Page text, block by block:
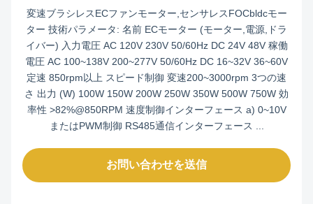
変速ブラシレスECファンモーター,センサレスFOCbldcモー
ター 技術パラメータ: 名前 ECモーター (モーター,電源,ドラ
イバー) 入力電圧 AC 120V 230V 50/60Hz DC 24V 48V 稼働
電圧 AC 100~138V 200~277V 50/60Hz DC 16~32V 36~60V
定速 850rpm以上 スピード制御 変速200~3000rpm 3つの速
さ 出力 (W) 100W 150W 200W 250W 350W 500W 750W 効
率性 >82%@850RPM 速度制御インターフェース a) 0~10V
またはPWM制御 RS485通信インターフェース ...
お問い合わせを送信